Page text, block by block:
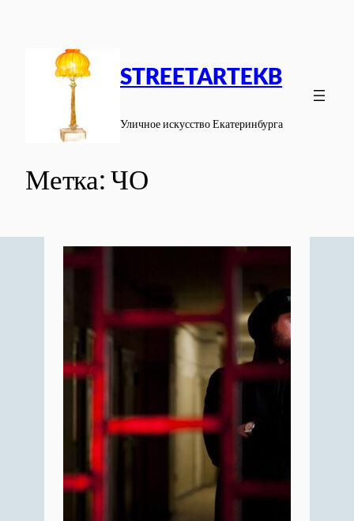
содержимому
STREETARTEKB
Уличное искусство Екатеринбурга
Метка:ЧО